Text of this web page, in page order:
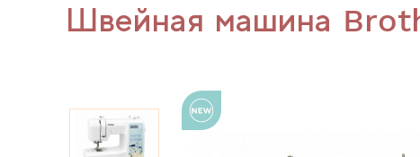
Швейная машина